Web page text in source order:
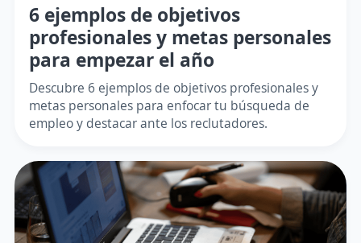
6 ejemplos de objetivos
profesionales y metas personales
para empezar el año
Descubre 6 ejemplos de objetivos profesionales y
metas personales para enfocar tu búsqueda de
empleo y destacar ante los reclutadores.